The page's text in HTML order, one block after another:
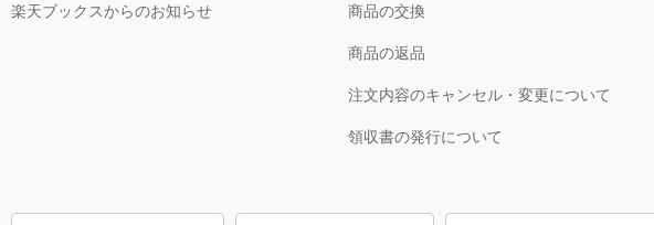
楽天ブックスからのお知らせ 商品の交換
商品の返品
注文内容のキャンセル・変更について
領収書の発行について